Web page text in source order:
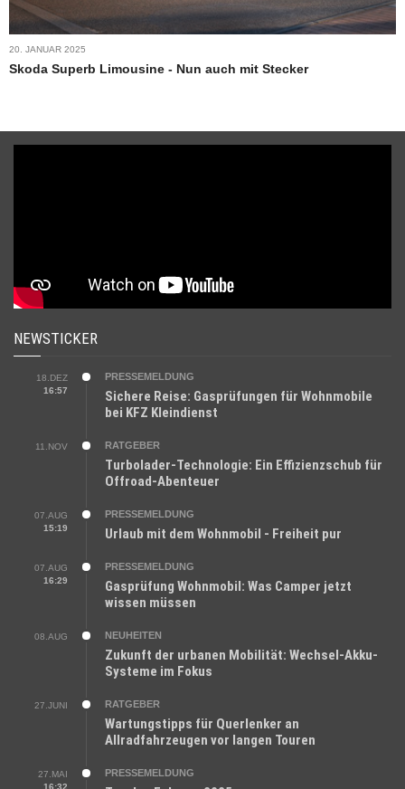
20. JANUAR 2025
Skoda Superb Limousine - Nun auch mit Stecker
NEWSTICKER
18.DEZ
16:57
PRESSEMELDUNG
Sichere Reise: Gasprüfungen für Wohnmobile
bei KFZ Kleindienst
11.NOV RATGEBER
Turbolader-Technologie: Ein Effizienzschub für
Offroad-Abenteuer
07.AUG
15:19
PRESSEMELDUNG
Urlaub mit dem Wohnmobil - Freiheit pur
07.AUG
16:29
PRESSEMELDUNG
Gasprüfung Wohnmobil: Was Camper jetzt
wissen müssen
08.AUG NEUHEITEN
Zukunft der urbanen Mobilität: Wechsel-Akku-
Systeme im Fokus
27.JUNI RATGEBER
Wartungstipps für Querlenker an
Allradfahrzeugen vor langen Touren
27.MAI
16:32
PRESSEMELDUNG